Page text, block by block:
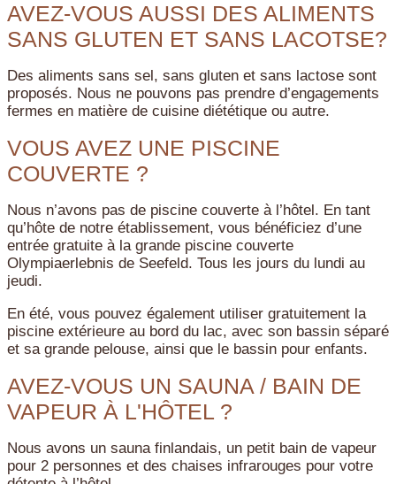
AVEZ-VOUS AUSSI DES ALIMENTS
SANS GLUTEN ET SANS LACOTSE?
Des aliments sans sel, sans gluten et sans lactose sont
proposés. Nous ne pouvons pas prendre d’engagements
fermes en matière de cuisine diététique ou autre.
VOUS AVEZ UNE PISCINE
COUVERTE ?
Nous n’avons pas de piscine couverte à l’hôtel. En tant
qu’hôte de notre établissement, vous bénéficiez d’une
entrée gratuite à la grande piscine couverte
Olympiaerlebnis de Seefeld. Tous les jours du lundi au
jeudi.
En été, vous pouvez également utiliser gratuitement la
piscine extérieure au bord du lac, avec son bassin séparé
et sa grande pelouse, ainsi que le bassin pour enfants.
AVEZ-VOUS UN SAUNA / BAIN DE
VAPEUR À L'HÔTEL ?
Nous avons un sauna finlandais, un petit bain de vapeur
pour 2 personnes et des chaises infrarouges pour votre